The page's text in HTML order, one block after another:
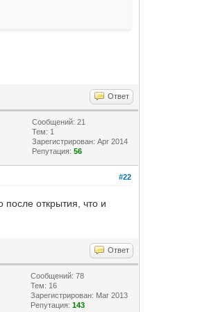
Ответ
Сообщений: 21
Тем: 1
Зарегистрирован: Apr 2014
Репутация:56
#22
открытия, что и
Ответ
Сообщений: 78
Тем: 16
Зарегистрирован: Mar 2013
Репутация:143